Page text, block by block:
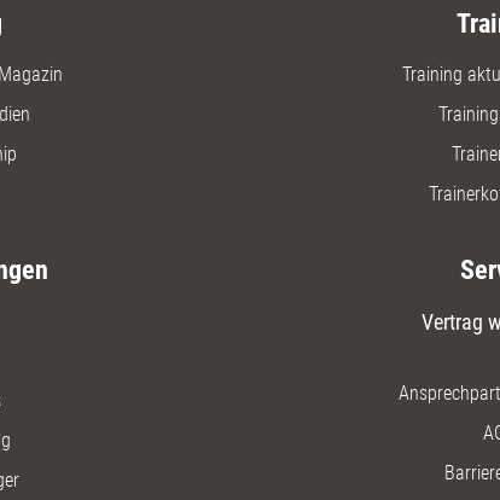
Training
Vertrag